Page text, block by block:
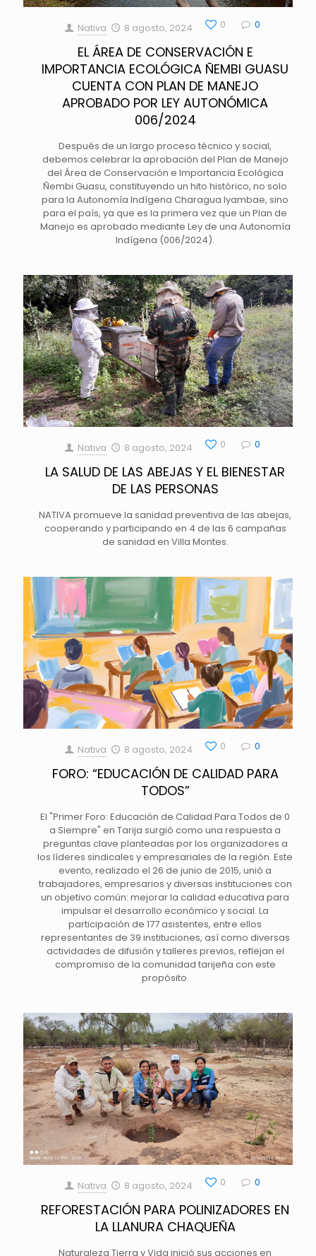
Nativa 8 agosto, 2024 0 0
EL ÁREA DE CONSERVACIÓN E
IMPORTANCIA ECOLÓGICA ÑEMBI GUASU
CUENTA CON PLAN DE MANEJO
APROBADO POR LEY AUTONÓMICA
006/2024
Después de un largo proceso técnico y social,
debemos celebrar la aprobación del Plan de Manejo
del Área de Conservación e Importancia Ecológica
Ñembi Guasu, constituyendo un hito histórico, no solo
para la Autonomía Indígena Charagua Iyambae, sino
para el país, ya que es la primera vez que un Plan de
Manejo es aprobado mediante Ley de una Autonomía
Indígena (006/2024).
Nativa 8 agosto, 2024 0 0
LA SALUD DE LAS ABEJAS Y EL BIENESTAR
DE LAS PERSONAS
NATIVA promueve la sanidad preventiva de las abejas,
cooperando y participando en 4 de las 6 campañas
de sanidad en Villa Montes.
Nativa 8 agosto, 2024 0 0
FORO: “EDUCACIÓN DE CALIDAD PARA
TODOS”
El "Primer Foro: Educación de Calidad Para Todos de 0
a Siempre" en Tarija surgió como una respuesta a
preguntas clave planteadas por los organizadores a
los líderes sindicales y empresariales de la región. Este
evento, realizado el 26 de junio de 2015, unió a
trabajadores, empresarios y diversas instituciones con
un objetivo común: mejorar la calidad educativa para
impulsar el desarrollo económico y social. La
participación de 177 asistentes, entre ellos
representantes de 39 instituciones, así como diversas
actividades de difusión y talleres previos, reflejan el
compromiso de la comunidad tarijeña con este
propósito.
Nativa 8 agosto, 2024 0 0
REFORESTACIÓN PARA POLINIZADORES EN
LA LLANURA CHAQUEÑA
Naturaleza Tierra y Vida inició sus acciones en